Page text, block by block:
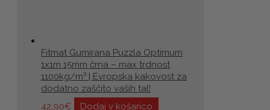
Fitmat Gumirana Puzzla Optimum
1x1m 15mm črna – max trdnost
1100kg/m³ | Evropska kakovost za
dodatno zaščito vaših tal!
42,90€ Dodaj v košarico